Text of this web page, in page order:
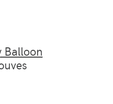
Balloon